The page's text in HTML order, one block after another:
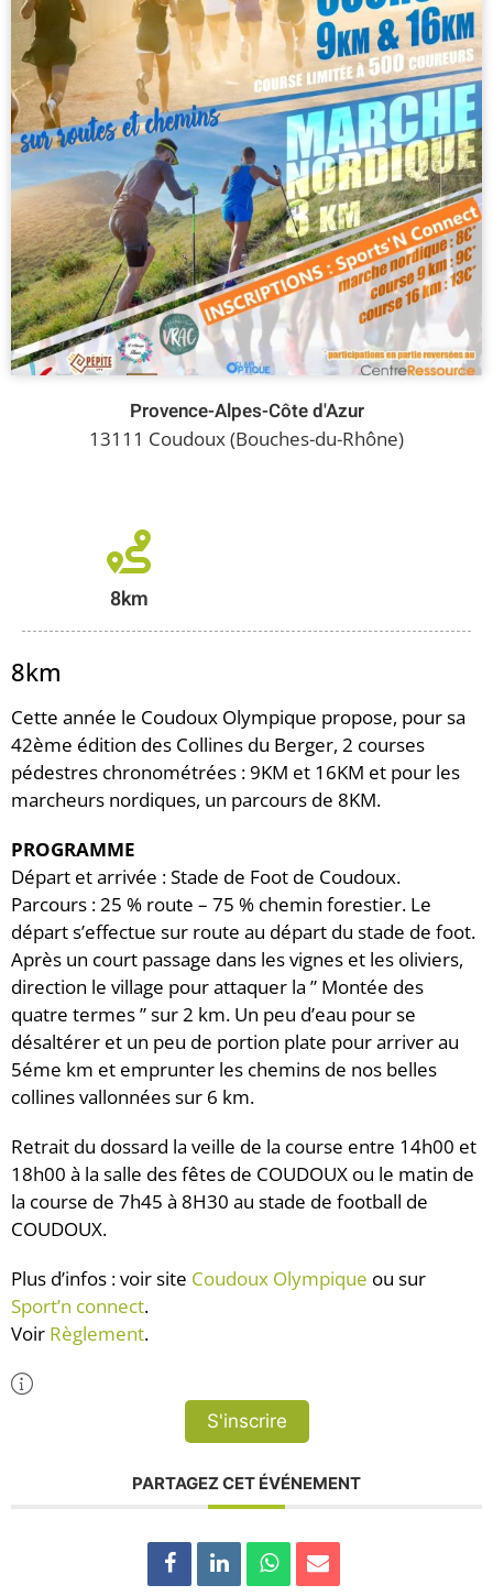
8km
8km
Cette année le Coudoux Olympique propose, pour sa
42ème édition des Collines du Berger, 2 courses
pédestres chronométrées : 9KM et 16KM et pour les
marcheurs nordiques, un parcours de 8KM.
PROGRAMME
Départ et arrivée : Stade de Foot de Coudoux.
Parcours : 25 % route – 75 % chemin forestier. Le
départ s’effectue sur route au départ du stade de foot.
Après un court passage dans les vignes et les oliviers,
direction le village pour attaquer la ” Montée des
quatre termes ” sur 2 km. Un peu d’eau pour se
désaltérer et un peu de portion plate pour arriver au
5éme km et emprunter les chemins de nos belles
collines vallonnées sur 6 km.
Retrait du dossard la veille de la course entre 14h00 et
18h00 à la salle des fêtes de COUDOUX ou le matin de
la course de 7h45 à 8H30 au stade de football de
COUDOUX.
Plus d’infos : voir site Coudoux Olympique ou sur
Sport’n connect.
Voir Règlement.
S'inscrire
PARTAGEZ CET ÉVÉNEMENT
Provence-Alpes-Côte d'Azur
13111 Coudoux (Bouches-du-Rhône)